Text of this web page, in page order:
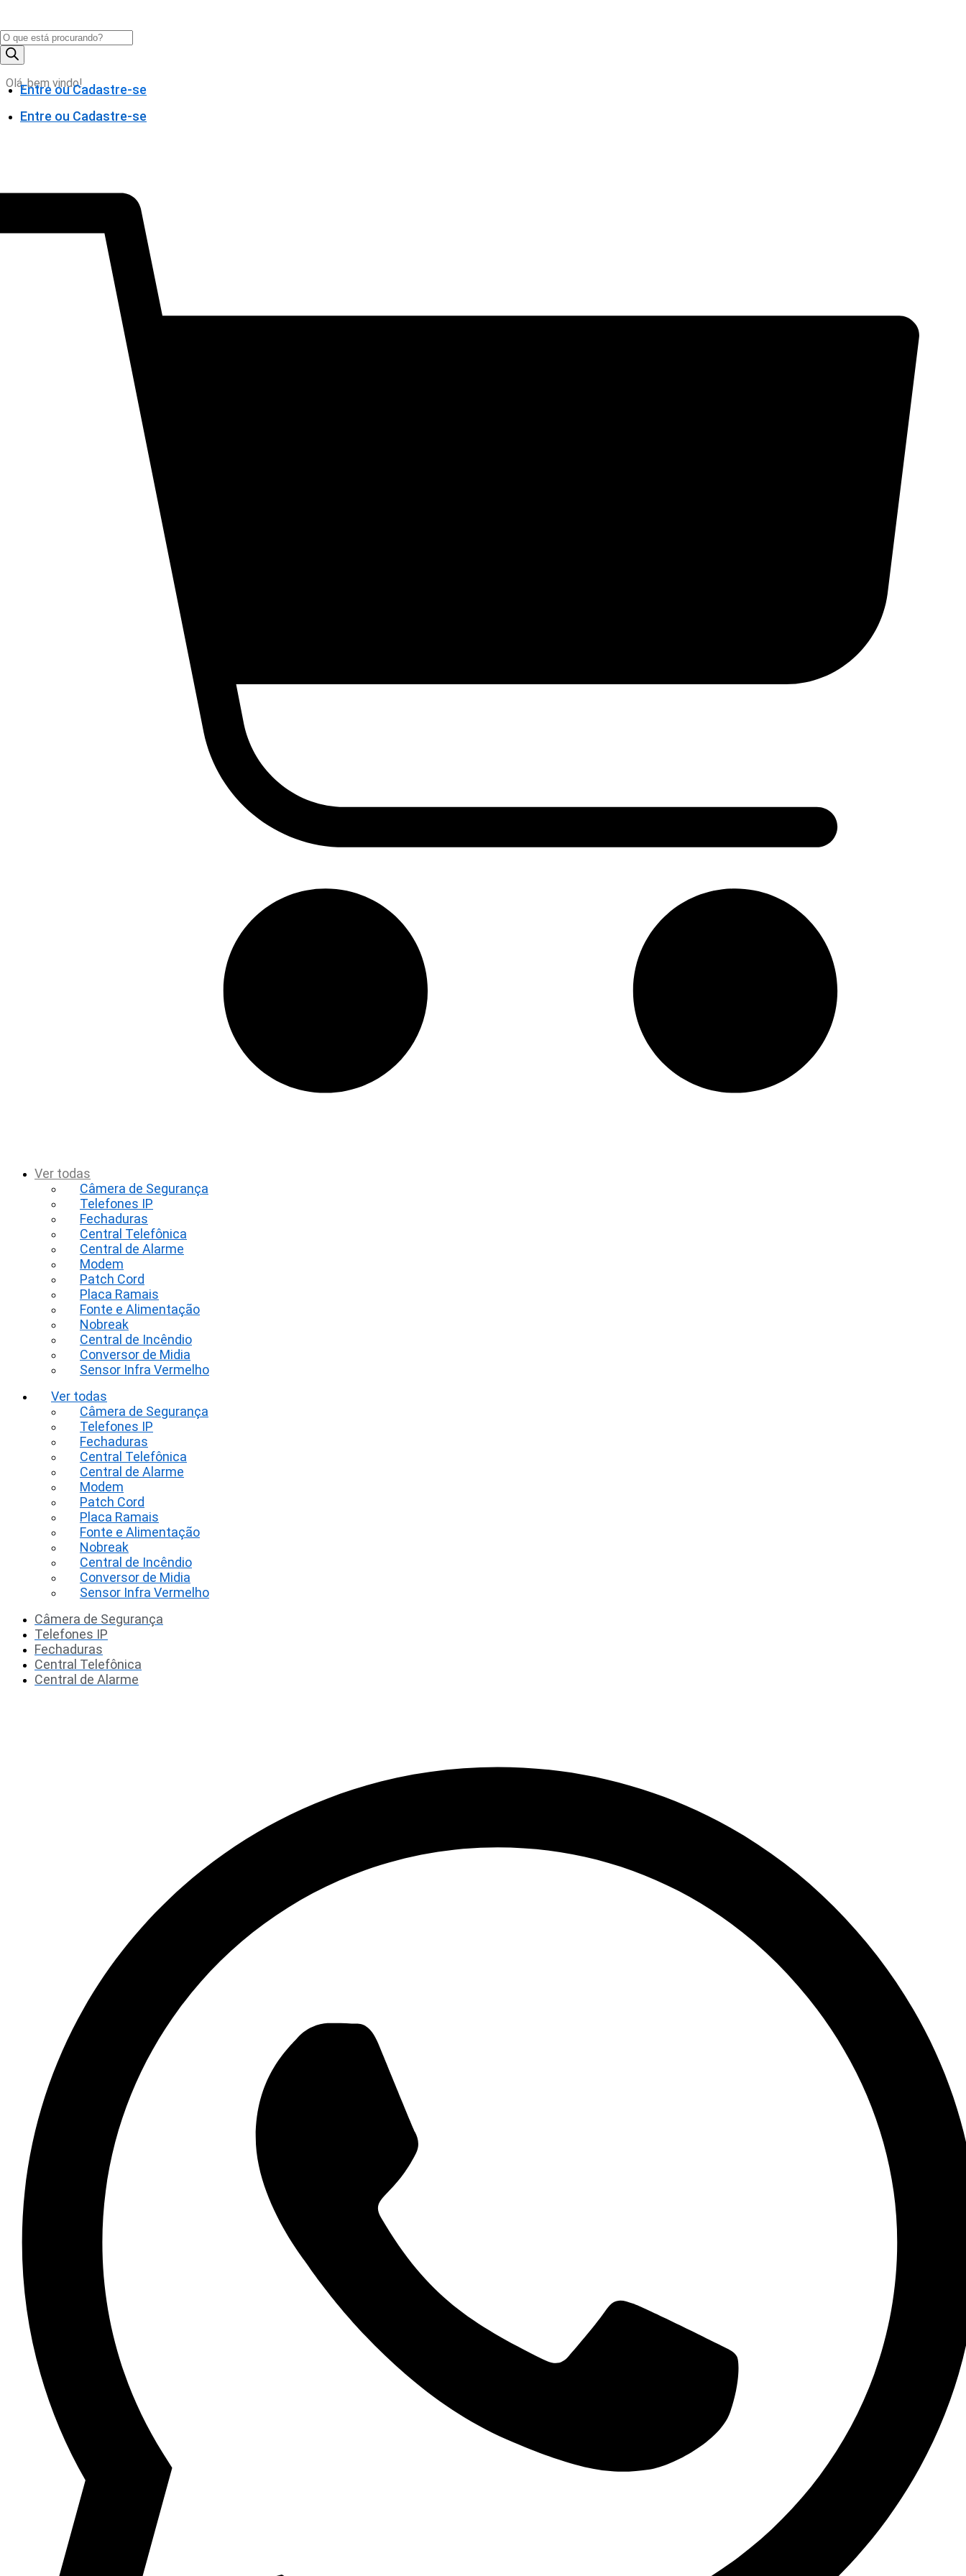
Pesquisar
produtos
Olá, bem vindo!
Entre ou Cadastre-se
Entre ou Cadastre-se
Ver todas
Câmera de Segurança
Telefones IP
Fechaduras
Central Telefônica
Central de Alarme
Modem
Patch Cord
Placa Ramais
Fonte e Alimentação
Nobreak
Central de Incêndio
Conversor de Midia
Sensor Infra Vermelho
Ver todas
Câmera de Segurança
Telefones IP
Fechaduras
Central Telefônica
Central de Alarme
Modem
Patch Cord
Placa Ramais
Fonte e Alimentação
Nobreak
Central de Incêndio
Conversor de Midia
Sensor Infra Vermelho
Câmera de Segurança
Telefones IP
Fechaduras
Central Telefônica
Central de Alarme